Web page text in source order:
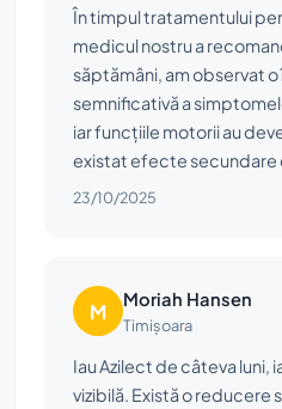
În timpul tratamentului
medicul nostru a
săptămâni, am observat
semnificativă a
iar funcțiile motorii au
existat efecte secundare
23/10/2025
M Moriah Hansen
Timișoara
Iau Azilect de câteva luni,
vizibilă. Există o reducere